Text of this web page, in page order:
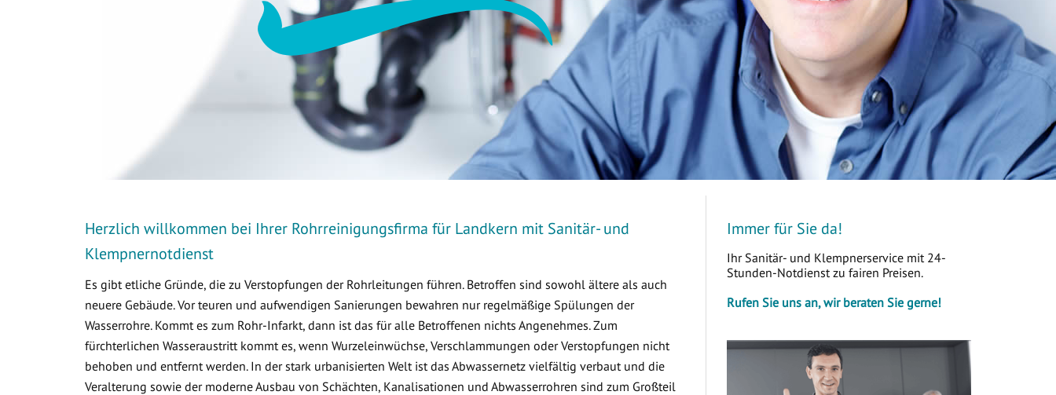
Herzlich willkommen bei Ihrer Rohrreinigungsfirma für Landkern mit Sanitär- und
Klempnernotdienst
Es gibt etliche Gründe, die zu Verstopfungen der Rohrleitungen führen. Betroffen sind sowohl ältere als auch
neuere Gebäude. Vor teuren und aufwendigen Sanierungen bewahren nur regelmäßige Spülungen der
Wasserrohre. Kommt es zum Rohr-Infarkt, dann ist das für alle Betroffenen nichts Angenehmes. Zum
fürchterlichen Wasseraustritt kommt es, wenn Wurzeleinwüchse, Verschlammungen oder Verstopfungen nicht
behoben und entfernt werden. In der stark urbanisierten Welt ist das Abwassernetz vielfältig verbaut und die
Veralterung sowie der moderne Ausbau von Schächten, Kanalisationen und Abwasserrohren sind zum Großteil
Immer für Sie da!
Ihr Sanitär- und Klempnerservice mit 24-
Stunden-Notdienst zu fairen Preisen.
Rufen Sie uns an, wir beraten Sie gerne!